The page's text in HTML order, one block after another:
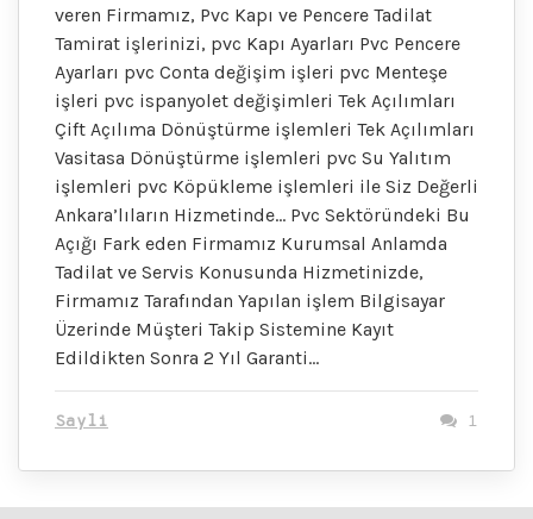
veren Firmamız, Pvc Kapı ve Pencere Tadilat
Tamirat işlerinizi, pvc Kapı Ayarları Pvc Pencere
Ayarları pvc Conta değişim işleri pvc Menteşe
işleri pvc ispanyolet değişimleri Tek Açılımları
Çift Açılıma Dönüştürme işlemleri Tek Açılımları
Vasitasa Dönüştürme işlemleri pvc Su Yalıtım
işlemleri pvc Köpükleme işlemleri ile Siz Değerli
Ankara’lıların Hizmetinde… Pvc Sektöründeki Bu
Açığı Fark eden Firmamız Kurumsal Anlamda
Tadilat ve Servis Konusunda Hizmetinizde,
Firmamız Tarafından Yapılan işlem Bilgisayar
Üzerinde Müşteri Takip Sistemine Kayıt
Edildikten Sonra 2 Yıl Garanti…
Sayli 1